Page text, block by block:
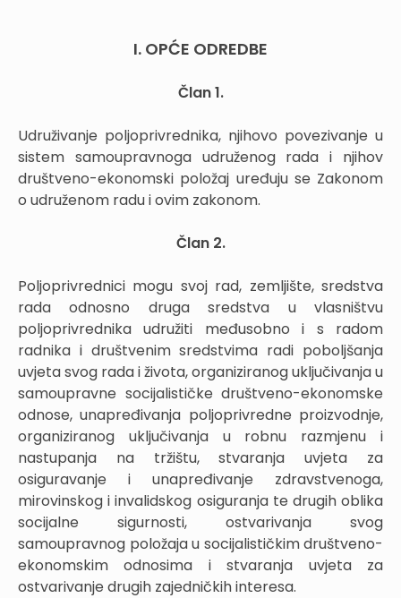
I. OPĆE ODREDBE
Član 1.
Udruživanje poljoprivrednika, njihovo povezivanje u
sistem samoupravnoga udruženog rada i njihov
društveno-ekonomski položaj uređuju se Zakonom
o udruženom radu i ovim zakonom.
Član 2.
Poljoprivrednici mogu svoj rad, zemljište, sredstva
rada odnosno druga sredstva u vlasništvu
poljoprivrednika udružiti međusobno i s radom
radnika i društvenim sredstvima radi poboljšanja
uvjeta svog rada i života, organiziranog uključivanja u
samoupravne socijalističke društveno-ekonomske
odnose, unapređivanja poljoprivredne proizvodnje,
organiziranog uključivanja u robnu razmjenu i
nastupanja na tržištu, stvaranja uvjeta za
osiguravanje i unapređivanje zdravstvenoga,
mirovinskog i invalidskog osiguranja te drugih oblika
socijalne sigurnosti, ostvarivanja svog
samoupravnog položaja u socijalističkim društveno-
ekonomskim odnosima i stvaranja uvjeta za
ostvarivanje drugih zajedničkih interesa.